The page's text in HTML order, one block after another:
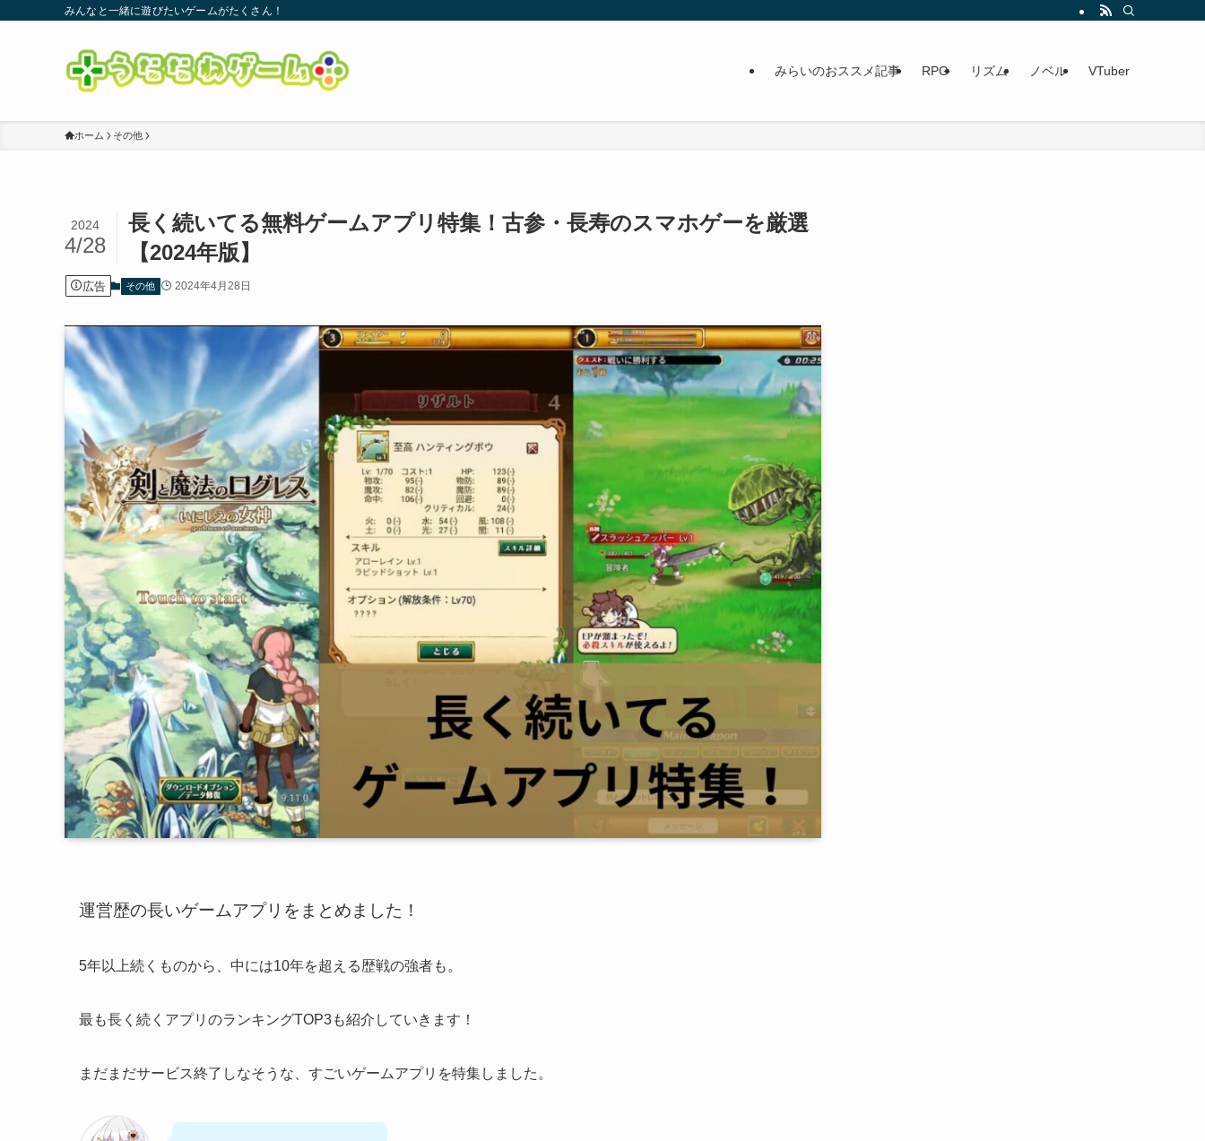
みんなと一緒に遊びたいゲームがたくさん！
みらいのおススメ記事 RPG リズム ノベル VTuber
ホーム その他
長く続いてる無料ゲームアプリ特集！古参・長寿のスマホゲーを厳選
【2024年版】
2024
4/28
広告 その他 2024年4月28日
運営歴の長いゲームアプリをまとめました！
5年以上続くものから、中には10年を超える歴戦の強者も。
最も長く続くアプリのランキングTOP3も紹介 していきます！
まだまだサービス終了しなそうな、すごいゲームアプリを特集しました。